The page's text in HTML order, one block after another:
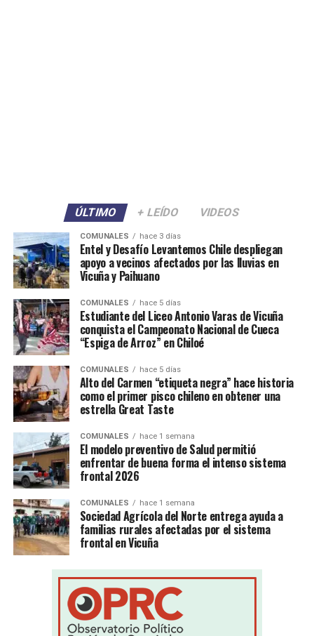
ÚLTIMO + LEÍDO VIDEOS
COMUNALES hace 3 días
Entel y Desafío Levantemos Chile despliegan
apoyo a vecinos afectados por las lluvias en
Vicuña y Paihuano
COMUNALES hace 5 días
Estudiante del Liceo Antonio Varas de Vicuña
conquista el Campeonato Nacional de Cueca
“Espiga de Arroz” en Chiloé
COMUNALES hace 5 días
Alto del Carmen “etiqueta negra” hace historia
como el primer pisco chileno en obtener una
estrella Great Taste
COMUNALES hace 1 semana
El modelo preventivo de Salud permitió
enfrentar de buena forma el intenso sistema
frontal 2026
COMUNALES hace 1 semana
Sociedad Agrícola del Norte entrega ayuda a
familias rurales afectadas por el sistema
frontal en Vicuña